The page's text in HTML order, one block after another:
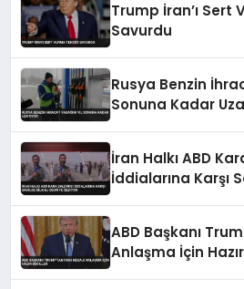
Trump İran’ı Sert
Savurdu
Rusya Benzin
Sonuna Kadar
İran Halkı ABD
İddialarına Karşı
ABD Başkanı
Anlaşma İçin